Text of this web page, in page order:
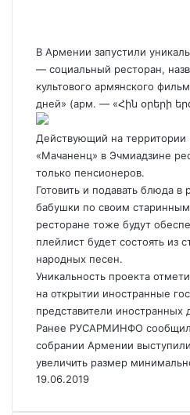
В Армении запустили
— социальный ресторан,
культового армянского
дней» (арм. — «Հին օրերի
Действующий на территории
«Мачаненц» в Эчмиадзине
только пенсионеров.
Готовить и подавать блюда в
бабушки по своим
ресторане тоже будут
плейлист будет состоять из
народных песен.
Уникальность проекта
на открытии иностранные
представители иностранных
Ранее РУСАРМИНФО
собрании Армении выступили
увеличить размер
19.06.2019